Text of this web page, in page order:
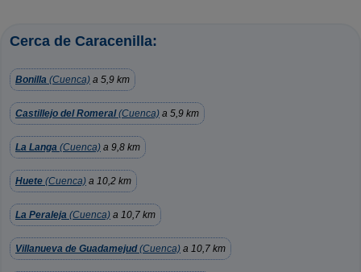
Cerca de Caracenilla:
Bonilla (Cuenca) a 5,9 km
Castillejo del Romeral(Cuenca) a 5,9 km
La Langa (Cuenca) a 9,8 km
Huete (Cuenca) a 10,2 km
La Peraleja (Cuenca) a 10,7 km
Villanueva de Guadamejud(Cuenca) a 10,7 km